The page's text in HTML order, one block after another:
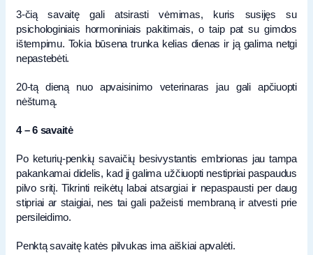
3-čią savaitę gali atsirasti vėmimas, kuris susijęs su
psichologiniais hormoniniais pakitimais, o taip pat su gimdos
ištempimu. Tokia būsena trunka kelias dienas ir ją galima netgi
nepastebėti.
20-tą dieną nuo apvaisinimo veterinaras jau gali apčiuopti
nėštumą.
4 – 6 savaitė
Po keturių-penkių savaičių besivystantis embrionas jau tampa
pakankamai didelis, kad jį galima užčiuopti nestipriai paspaudus
pilvo sritį. Tikrinti reikėtų labai atsargiai ir nepaspausti per daug
stipriai ar staigiai, nes tai gali pažeisti membraną ir atvesti prie
persileidimo.
Penktą savaitę katės pilvukas ima aiškiai apvalėti.